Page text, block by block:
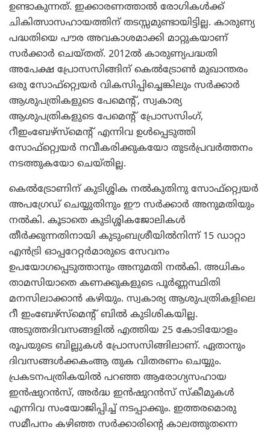
ഉണ്ടാകുന്നത്. ഇക്കാരണത്താല്‍ രോഗികള്‍ക്ക്
ചികിത്സാസഹായത്തിന് തടസ്സമുണ്ടായിട്ടില്ല. കാരുണ്യ
പദ്ധതിയെ പൗര അവകാശമാക്കി മാറ്റുകയാണ്
സര്‍ക്കാര്‍ ചെയ്തത്. 2012ല്‍ കാരുണ്യപദ്ധതി
അപേക്ഷ പ്രോസസിങ്ങിന് കെല്‍ട്രോണ്‍ മുഖാന്തരം
ഒരു സോഫ്‌റ്റ്വെയര്‍ വികസിപ്പിച്ചെങ്കിലും സര്‍ക്കാര്‍
ആശുപത്രികളുടെ പേമെന്റ്, സ്വകാര്യ
ആശുപത്രികളുടെ പേമെന്റ് പ്രോസസിംഗ്,
റീഇംബേഴ്‌സ്‌മെന്റ് എന്നിവ ഉള്‍പ്പെടുത്തി
സോഫ്‌റ്റ്വെയര്‍ നവീകരിക്കുകയോ തുടര്‍പ്രവര്‍ത്തനം
നടത്തുകയോ ചെയ്തില്ല.
കെല്‍ട്രോണിന് കുടിശ്ശിക നല്‍കുതിനു സോഫ്‌റ്റ്വെയര്‍
അപഗ്രേഡ് ചെയ്യുതിനും ഈ സര്‍ക്കാര്‍ അനുമതിയും
നല്‍കി. കൂടാതെ കുടിശ്ശികജോലികള്‍
തീര്‍ക്കുന്നതിനായി കുടുംബശ്രീയില്‍നിന്ന് 15 ഡാറ്റാ
എന്‍ട്രി ഓപ്പറേറ്റര്‍മാരുടെ സേവനം
ഉപയോഗപ്പെടുത്താനും അനുമതി നല്‍കി. അധികം
താമസിയാതെ കണക്കുകളുടെ പൂര്‍ണ്ണസ്ഥിതി
മനസിലാക്കാന്‍ കഴിയും. സ്വകാര്യ ആശുപത്രികളിലെ
റീ ഇംബേഴ്‌സ്‌മെന്റ് ബില്‍ കുടിശികയില്ല.
അടുത്തദിവസങ്ങളില്‍ എത്തിയ 25 കോടിയോളം
രൂപയുടെ ബില്ലുകള്‍ പ്രോസസിങ്ങിലാണ്. ഏതാനും
ദിവസങ്ങള്‍ക്കകംആ തുക വിതരണം ചെയ്യും.
പ്രകടനപത്രികയില്‍ പറഞ്ഞ ആരോഗ്യസഹായ
ഇന്‍ഷുറന്‍സ്, അര്‍ദ്ധ ഇന്‍ഷുറന്‍സ് സ്‌കീമുകള്‍
എന്നിവ സംയോജിപ്പിച്ച് നടപ്പാക്കും. ഇത്തരമൊരു
സമീപനം കഴിഞ്ഞ സര്‍ക്കാരിന്റെ കാലത്തുതന്നെ